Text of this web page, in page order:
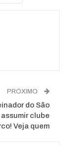
PRÓXIMO
do São
clube
Veja quem